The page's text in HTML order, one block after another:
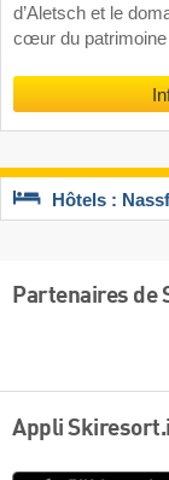
d’Aletsch et le
cœur du patrimoine
Hôtels :
Partenaires de
Appli